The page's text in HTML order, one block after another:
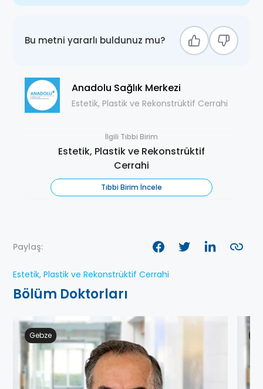
Bu metni yararlı buldunuz mu?
Anadolu Sağlık Merkezi
Estetik, Plastik ve Rekonstrüktif Cerrahi
İlgili Tıbbi Birim
Estetik, Plastik ve Rekonstrüktif
Cerrahi
Tıbbi Birim İncele
Paylaş:
Estetik, Plastik ve Rekonstrüktif Cerrahi
Bölüm Doktorları
Gebze